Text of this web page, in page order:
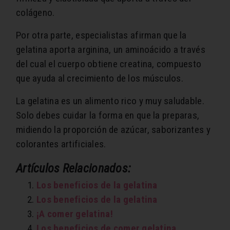
colágeno.
Por otra parte, especialistas afirman que la
gelatina aporta arginina, un aminoácido a través
del cual el cuerpo obtiene creatina, compuesto
que ayuda al crecimiento de los músculos.
La gelatina es un alimento rico y muy saludable.
Solo debes cuidar la forma en que la preparas,
midiendo la proporción de azúcar, saborizantes y
colorantes artificiales.
Artículos Relacionados:
Los beneficios de la gelatina
Los beneficios de la gelatina
¡A comer gelatina!